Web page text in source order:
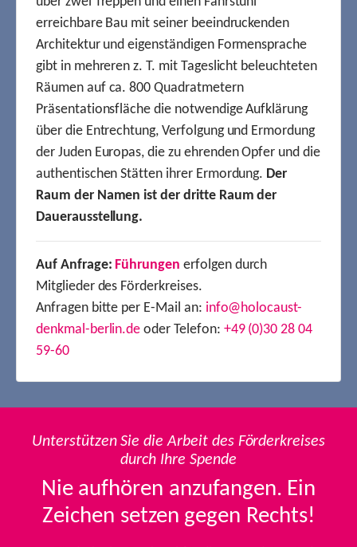
erreichbare Bau mit seiner beeindruckenden
Architektur und eigenständigen Formensprache
gibt in mehreren z. T. mit Tageslicht beleuchteten
Räumen auf ca. 800 Quadratmetern
Präsentationsfläche die notwendige Aufklärung
über die Entrechtung, Verfolgung und Ermordung
der Juden Europas, die zu ehrenden Opfer und die
authentischen Stätten ihrer Ermordung. Der
Raum der Namen ist der dritte Raum der
Dauerausstellung.
Auf Anfrage: Führungen erfolgen durch
Mitglieder des Förderkreises.
Anfragen bitte per E-Mail an: info@holocaust-
denkmal-berlin.de oder Telefon: +49 (0)30 28 04
59-60
Unterstützen Sie die Arbeit des Förderkreises
durch Ihre Spende
Nie aufhören anzufangen. Ein
Zeichen setzen gegen Rechts!